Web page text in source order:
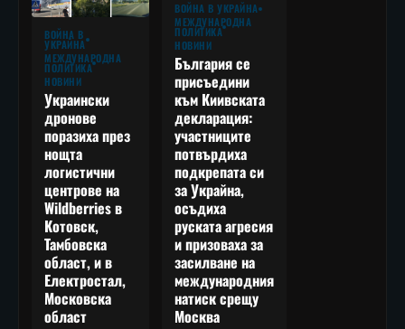
ВОЙНА В
УКРАЙНА
МЕЖДУНАРОДНА
ПОЛИТИКА
НОВИНИ
Украински
дронове
поразиха през
нощта
логистични
центрове на
Wildberries в
Котовск,
Тамбовска
област, и в
Електростал,
Московска
област
ВОЙНА В УКРАЙНА
МЕЖДУНАРОДНА
ПОЛИТИКА
НОВИНИ
България се
присъедини
към Киивската
декларация:
участниците
потвърдиха
подкрепата си
за Украйна,
осъдиха
руската агресия
и призоваха за
засилване на
международния
натиск срещу
Москва